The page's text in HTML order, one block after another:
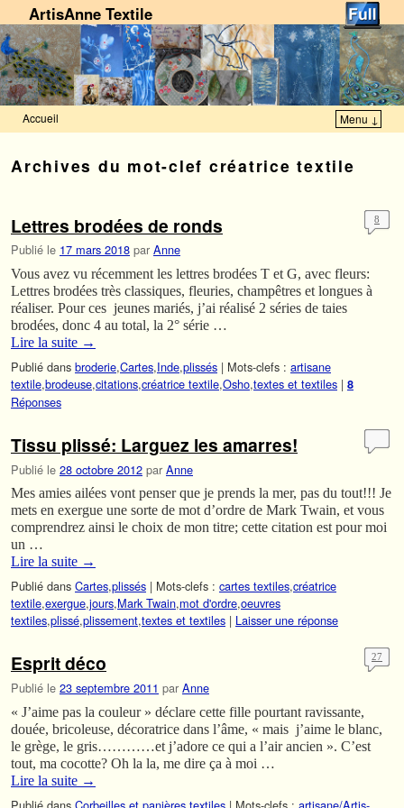
ArtisAnne Textile
Accueil Menu ↓
Archives du mot-clef créatrice textile
Lettres brodées de ronds
Publié le 17 mars 2018 par Anne
8
Vous avez vu récemment les lettres brodées T et G, avec fleurs:
Lettres brodées très classiques, fleuries, champêtres et longues à
réaliser. Pour ces jeunes mariés, j’ai réalisé 2 séries de taies
brodées, donc 4 au total, la 2° série …
Lire la suite →
Publié dans broderie,Cartes,Inde,plissés | Mots-clefs : artisane
textile,brodeuse,citations,créatrice textile,Osho,textes et textiles | 8
Réponses
Tissu plissé: Larguez les amarres!
Publié le 28 octobre 2012 par Anne
Mes amies ailées vont penser que je prends la mer, pas du tout!!! Je
mets en exergue une sorte de mot d’ordre de Mark Twain, et vous
comprendrez ainsi le choix de mon titre; cette citation est pour moi
un …
Lire la suite →
Publié dans Cartes,plissés | Mots-clefs : cartes textiles,créatrice
textile,exergue,jours,Mark Twain,mot d'ordre,oeuvres
textiles,plissé,plissement,textes et textiles | Laisser une réponse
Esprit déco
Publié le 23 septembre 2011 par Anne
27
« J’aime pas la couleur » déclare cette fille pourtant ravissante,
douée, bricoleuse, décoratrice dans l’âme, « mais j’aime le blanc,
le grège, le gris…………et j’adore ce qui a l’air ancien ». C’est
tout, ma cocotte? Oh la la, me dire ça à moi …
Lire la suite →